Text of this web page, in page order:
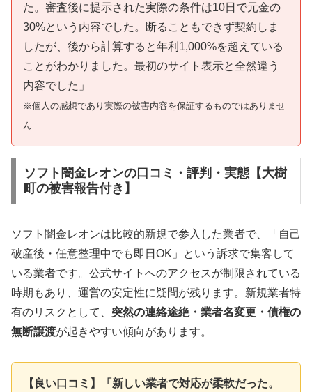
た。審査後に提示された実際の条件は10日で元金の
30%という内容でした。断ることもできず契約しま
したが、後から計算すると年利1,000%を超えている
ことがわかりました。最初のサイト表示と全然違う
内容でした」
※個人の感想であり実際の被害内容を保証するものではありませ
ん
ソフト闇金レオンの口コミ・評判・実態【大樹
町の被害報告付き】
ソフト闇金レオンは比較的新規で参入した業者で、「自己
破産後・任意整理中でも即日OK」という訴求で集客して
いる業者です。公式サイトへのアクセスが制限されている
時期もあり、運営の安定性に疑問が残ります。新規業者特
有のリスクとして、 突然の連絡途絶・業者名変更・債権の
無断譲渡が起きやすい傾向があります。
【良い口コミ】「新しい業者で対応が柔軟だった。